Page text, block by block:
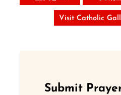
Visit Catholic
Submit